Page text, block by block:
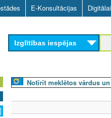
Skip
to
main
content
E-Konsultācijas
Izglītības iespējas
Notīrīt meklētos vārdus